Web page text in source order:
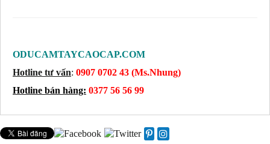
ODUCAMTAYCAOCAP.COM
Hotline tư vấn: 0907 0702 43 (Ms.Nhung)
Hotline bán hàng: 0377 56 56 99